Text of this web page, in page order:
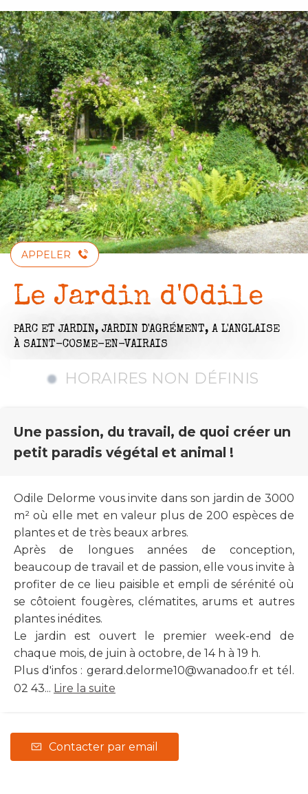
Aller
au
contenu
principal
APPELER
Le Jardin d'Odile
PARC ET JARDIN, JARDIN D'AGRÉMENT, A L'ANGLAISE
À SAINT-COSME-EN-VAIRAIS
HORAIRES NON DÉFINIS
Une passion, du travail, de quoi créer un
petit paradis végétal et animal !
Odile Delorme vous invite dans son jardin de 3000
m² où elle met en valeur plus de 200 espèces de
plantes et de très beaux arbres.
Après de longues années de conception,
beaucoup de travail et de passion, elle vous invite à
profiter de ce lieu paisible et empli de sérénité où
se côtoient fougères, clématites, arums et autres
plantes inédites.
Le jardin est ouvert le premier week-end de
chaque mois, de juin à octobre, de 14 h à 19 h.
Plus d'infos : gerard.delorme10@wanadoo.fret tél.
02 43... Lire la suite
Contacter par email